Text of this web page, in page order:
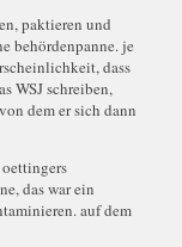
paktieren und
behördenpanne. je
dass
WSJ schreiben,
dem er sich dann
das war ein
auf dem